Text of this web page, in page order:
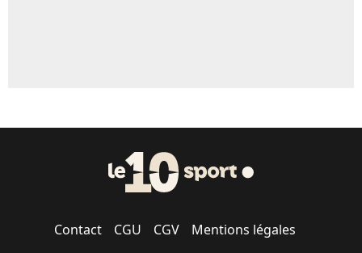
Contact CGU CGV Mentions légales